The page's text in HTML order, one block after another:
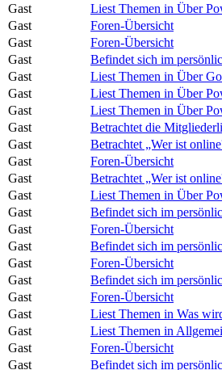
Gast
Liest Themen in Über
Gast
Foren-Übersicht
Gast
Foren-Übersicht
Gast
Befindet sich im
Gast
Liest Themen in Über
Gast
Liest Themen in Über
Gast
Liest Themen in Über
Gast
Betrachtet die
Gast
Betrachtet „Wer ist
Gast
Foren-Übersicht
Gast
Betrachtet „Wer ist
Gast
Liest Themen in Über
Gast
Befindet sich im
Gast
Foren-Übersicht
Gast
Befindet sich im
Gast
Foren-Übersicht
Gast
Befindet sich im
Gast
Foren-Übersicht
Gast
Liest Themen in Was
Gast
Liest Themen in
Gast
Foren-Übersicht
Gast
Befindet sich im